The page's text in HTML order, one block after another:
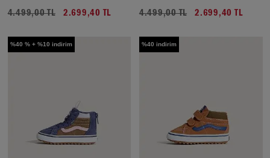
4.499,00 TL 2.699,40 TL 4.499,00 TL 2.699,40 TL
%40 % + %10 indirim %40 indirim